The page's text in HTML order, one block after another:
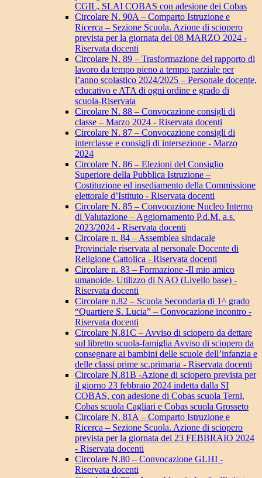
CGIL, SLAI COBAS con adesione dei Cobas
Circolare N. 90A – Comparto Istruzione e
Ricerca – Sezione Scuola. Azione di sciopero
prevista per la giornata del 08 MARZO 2024 -
Riservata docenti
Circolare N. 89 – Trasformazione del rapporto di
lavoro da tempo pieno a tempo parziale per
l’anno scolastico 2024/2025 – Personale docente,
educativo e ATA di ogni ordine e grado di
scuola-Riservata
Circolare N. 88 – Convocazione consigli di
classe – Marzo 2024 - Riservata docenti
Circolare N. 87 – Convocazione consigli di
interclasse e consigli di intersezione - Marzo
2024
Circolare N. 86 – Elezioni del Consiglio
Superiore della Pubblica Istruzione –
Costituzione ed insediamento della Commissione
elettorale d’Istituto - Riservata docenti
Circolare N. 85 – Convocazione Nucleo Interno
di Valutazione – Aggiornamento P.d.M. a.s.
2023/2024 - Riservata docenti
Circolare n. 84 – Assemblea sindacale
Provinciale riservata al personale Docente di
Religione Cattolica - Riservata docenti
Circolare n. 83 – Formazione -Il mio amico
umanoide- Utilizzo di NAO (Livello base) -
Riservata docenti
Circolare n.82 – Scuola Secondaria di 1^ grado
“Quartiere S. Lucia” – Convocazione incontro -
Riservata docenti
Circolare N.81C – Avviso di sciopero da dettare
sul libretto scuola-famiglia Avviso di sciopero da
consegnare ai bambini delle scuole dell’infanzia e
delle classi prime sc.primaria - Riservata docenti
Circolare N.81B -Azione di sciopero prevista per
il giorno 23 febbraio 2024 indetta dalla SI
COBAS, con adesione di Cobas scuola Terni,
Cobas scuola Cagliari e Cobas scuola Grosseto
Circolare N. 81A – Comparto Istruzione e
Ricerca – Sezione Scuola. Azione di sciopero
prevista per la giornata del 23 FEBBRAIO 2024
- Riservata docenti
Circolare N.80 – Convocazione GLHI -
Riservata docenti